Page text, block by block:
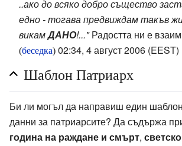
..ако до всяко добро същество
едно - тогава предвиждам такъв
викамДАНО!..."Радостта ни е
(беседка) 02:34, 4 август 2006 (EEST)
Шаблон Патриарх
Би ли могъл да направиш един шаблон
данни за патриарсите? Да съдържа
година на раждане и смърт,